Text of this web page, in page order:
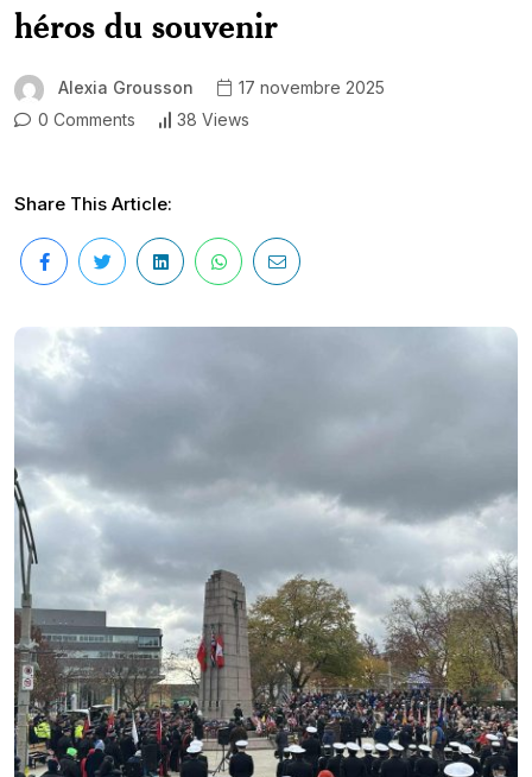
héros du souvenir
Alexia Grousson
17 novembre 2025
0 Comments
38 Views
Share This Article: